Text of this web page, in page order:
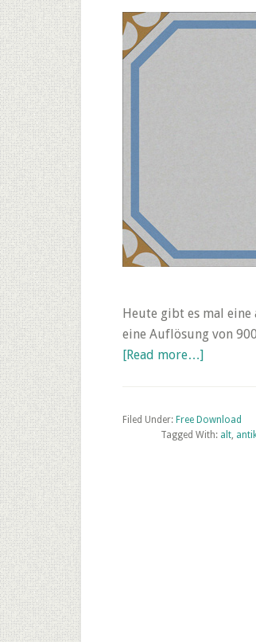
Heute gibt es mal eine
eine Auflösung von
[Read more…]about
Texture
Filed Under: Free Download
Tagged With: alt,